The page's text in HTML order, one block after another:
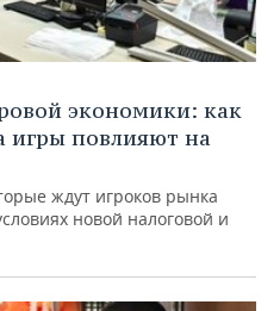
экономики: как
игры повлияют на
ждут игроков рынка
новой налоговой и